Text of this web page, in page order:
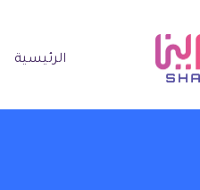
الرئيسية